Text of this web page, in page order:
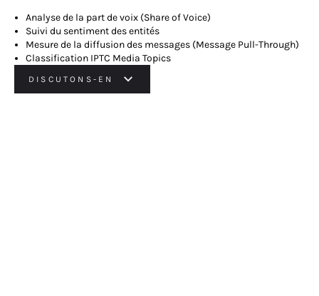
Analyse de la part de voix (Share of Voice)
Suivi du sentiment des entités
Mesure de la diffusion des messages (Message Pull-Through)
Classification IPTC Media Topics
DISCUTONS-EN